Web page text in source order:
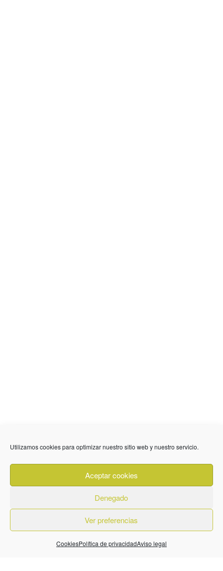
Utilizamos cookies para optimizar nuestro sitio web y nuestro servicio.
Aceptar cookies
Denegado
Ver preferencias
CookiesPolítica de privacidadAviso legal
636 01 61 85
Fuente Palmera
info @ fuentepalmerainformacion.es
Privacidad Aviso legal
Cookies
Quiénes Somos
Contacto